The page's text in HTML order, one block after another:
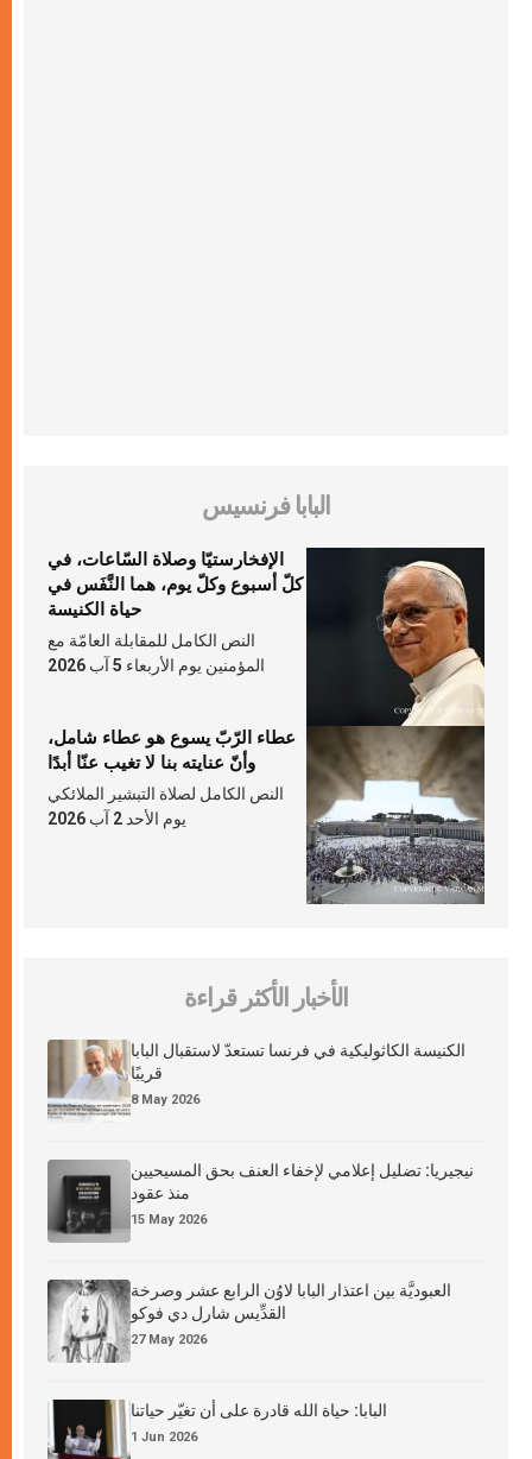
البابا فرنسيس
الإفخارستيّا وصلاة السّاعات، في
كلّ أسبوع وكلّ يوم، هما النَّفَس في
حياة الكنيسة
النص الكامل للمقابلة العامّة مع
المؤمنين يوم الأربعاء 5 آب 2026
عطاء الرّبّ يسوع هو عطاء شامل،
وأنّ عنايته بنا لا تغيب عنّا أبدًا
النص الكامل لصلاة التبشير الملائكي
يوم الأحد 2 آب 2026
الأخبار الأكثر قراءة
الكنيسة الكاثوليكية في فرنسا تستعدّ لاستقبال البابا
قريبًا
8 May 2026
نيجيريا: تضليل إعلامي لإخفاء العنف بحق المسيحيين
منذ عقود
15 May 2026
العبوديَّة بين اعتذار البابا لاوُن الرابع عشر وصرخة
القدِّيس شارل دي فوكو
27 May 2026
البابا: حياة الله قادرة على أن تغيّر حياتنا
1 Jun 2026